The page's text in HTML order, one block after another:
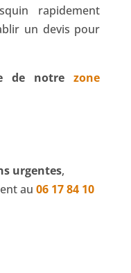
rapidement
un devis pour
de notrezone
urgentes,
au 06 17 84 10